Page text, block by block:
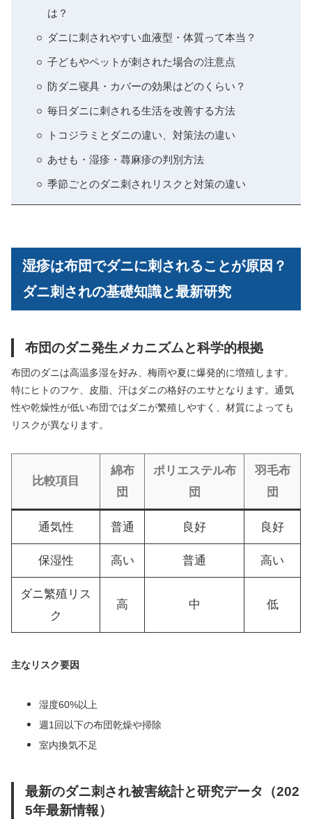
は？
ダニに刺されやすい血液型・体質って本当？
子どもやペットが刺された場合の注意点
防ダニ寝具・カバーの効果はどのくらい？
毎日ダニに刺される生活を改善する方法
トコジラミとダニの違い、対策法の違い
あせも・湿疹・蕁麻疹の判別方法
季節ごとのダニ刺されリスクと対策の違い
湿疹は布団でダニに刺されることが原因？
ダニ刺されの基礎知識と最新研究
布団のダニ発生メカニズムと科学的根拠
布団のダニは高温多湿を好み、梅雨や夏に爆発的に増殖します。
特にヒトのフケ、皮脂、汗はダニの格好のエサとなります。通気
性や乾燥性が低い布団ではダニが繁殖しやすく、材質によっても
リスクが異なります。
比較項目
綿布
団
ポリエステル布
団
羽毛布
団
通気性 普通 良好 良好
保湿性 高い 普通 高い
ダニ繁殖リス
ク
高 中 低
主なリスク要因
湿度60%以上
週1回以下の布団乾燥や掃除
室内換気不足
最新のダニ刺され被害統計と研究データ（202
5年最新情報）